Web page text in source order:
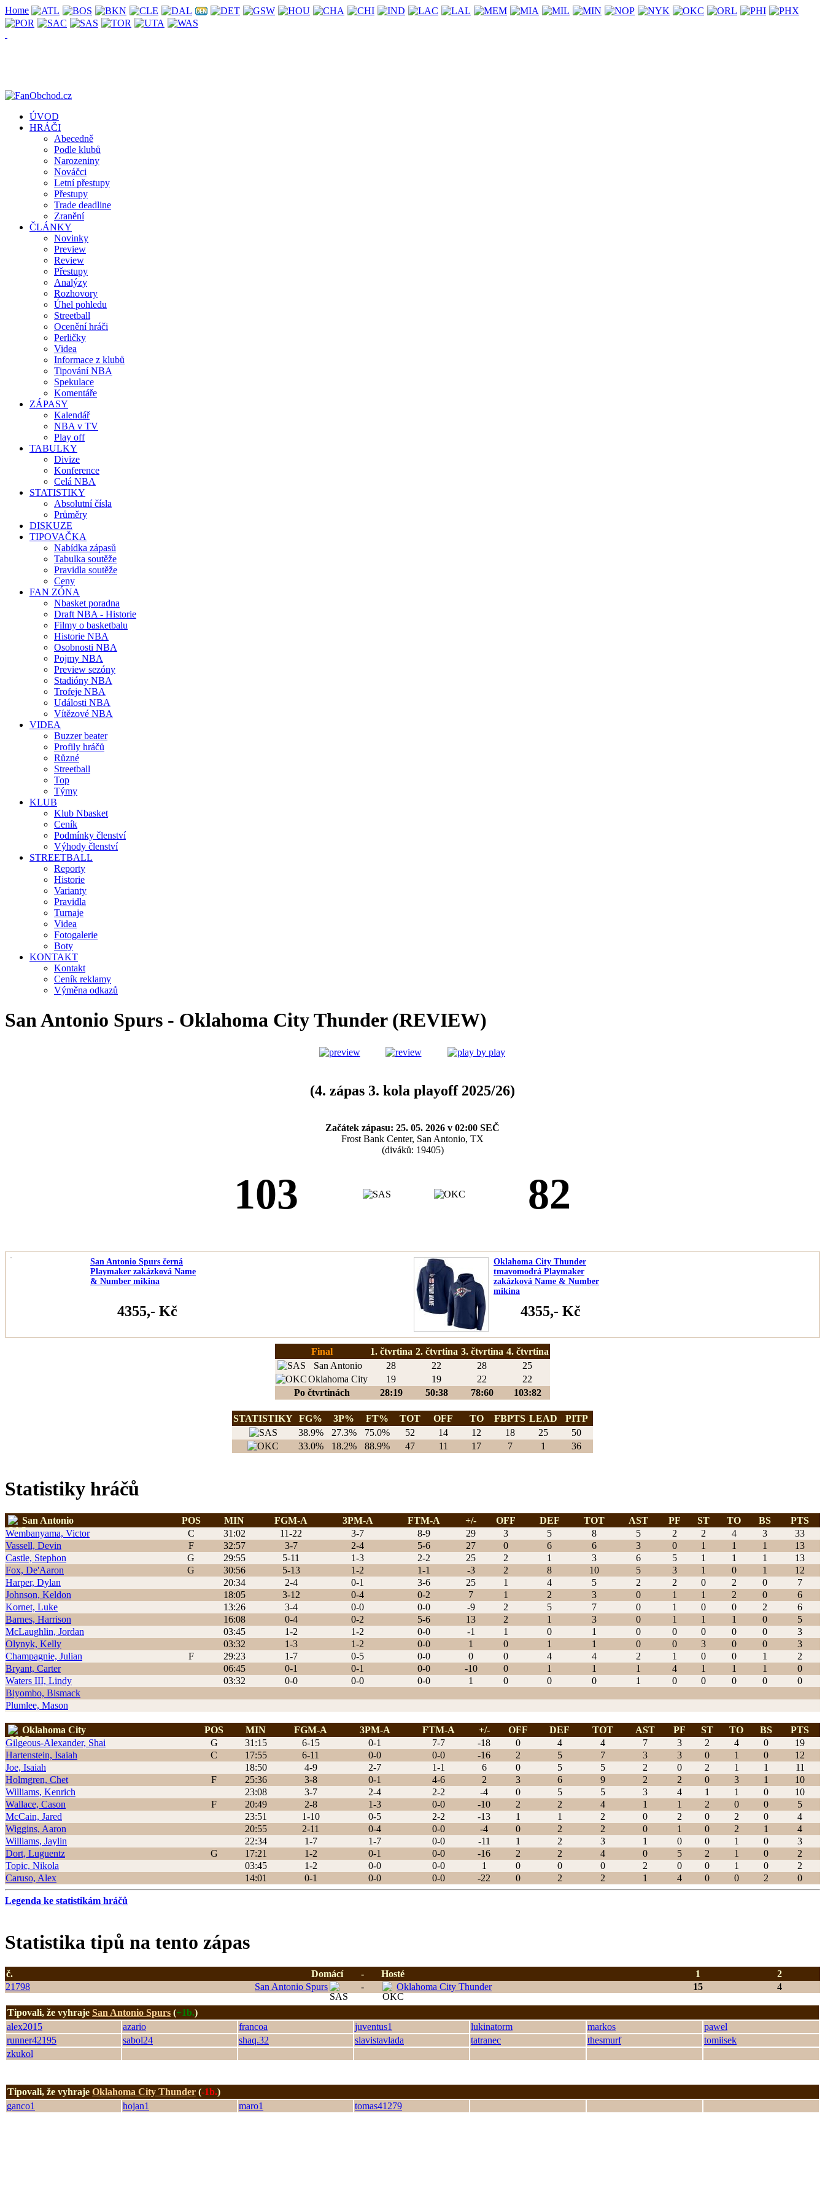
Home
ÚVOD
HRÁČI
Abecedně
Podle klubů
Narozeniny
Nováčci
Letní přestupy
Přestupy
Trade deadline
Zranění
ČLÁNKY
Novinky
Preview
Review
Přestupy
Analýzy
Rozhovory
Úhel pohledu
Streetball
Ocenění hráči
Perličky
Videa
Informace z klubů
Tipování NBA
Spekulace
Komentáře
ZÁPASY
Kalendář
NBA v TV
Play off
TABULKY
Divize
Konference
Celá NBA
STATISTIKY
Absolutní čísla
Průměry
DISKUZE
TIPOVAČKA
Nabídka zápasů
Tabulka soutěže
Pravidla soutěže
Ceny
FAN ZÓNA
Nbasket poradna
Draft NBA - Historie
Filmy o basketbalu
Historie NBA
Osobnosti NBA
Pojmy NBA
Preview sezóny
Stadióny NBA
Trofeje NBA
Události NBA
Vítězové NBA
VIDEA
Buzzer beater
Profily hráčů
Různé
Streetball
Top
Týmy
KLUB
Klub Nbasket
Ceník
Podmínky členství
Výhody členství
STREETBALL
Reporty
Historie
Varianty
Pravidla
Turnaje
Videa
Fotogalerie
Boty
KONTAKT
Kontakt
Ceník reklamy
Výměna odkazů
San Antonio Spurs - Oklahoma City Thunder (REVIEW)
(4. zápas 3. kola playoff 2025/26)
Začátek zápasu: 25. 05. 2026 v 02:00 SEČ
Frost Bank Center, San Antonio, TX
(diváků: 19405)
103 82
San Antonio Spurs černá
Playmaker zakázková Name
& Number mikina
4355,- Kč
Oklahoma City Thunder
tmavomodrá Playmaker
zakázková Name & Number
mikina
4355,- Kč
Final 1. čtvrtina 2. čtvrtina 3. čtvrtina 4. čtvrtina
San Antonio
28 22 28
25
Oklahoma City
19 19 22
22
Po čtvrtinách
28:19 50:38 78:60 103:82
STATISTIKY FG% 3P% FT% TOT OFF TO FBPTS LEAD
PITP
38.9%
27.3% 75.0% 52 14 12 18 25
50
33.0%
18.2% 88.9% 47 11 17 7 1 36
Statistiky hráčů
San Antonio POS MIN FGM-A 3PM-A FTM-A +/- OFF DEF TOT AST PF ST TO BS
PTS
Wembanyama, Victor
C 31:02 11-22 3-7 8-9 29 3 5 8 5 2 2 4 3
33
Vassell, Devin
F 32:57 3-7 2-4 5-6 27 0 6 6 3 0 1 1 1
13
Castle, Stephon
G 29:55 5-11 1-3 2-2 25 2 1 3 6 5 1 1 1
13
Fox, De'Aaron
G 30:56 5-13 1-2 1-1 -3 2 8 10 5 3 1 0 1
12
Harper, Dylan
20:34 2-4 0-1 3-6 25 1 4 5 2 2 0 2 0
7
Johnson, Keldon
18:05 3-12 0-4 0-2 7 1 2 3 0 1 1 2 0
6
Kornet, Luke
13:26 3-4 0-0 0-0 -9 2 5 7 0 1 0 0 2
6
Barnes, Harrison
16:08 0-4 0-2 5-6 13 2 1 3 0 1 1 1 0
5
McLaughlin, Jordan
03:45 1-2 1-2 0-0 -1 1 0 1 0 0 0 0 0
3
Olynyk, Kelly
03:32 1-3 1-2 0-0 1 0 1 1 0 0 3 0 0
3
Champagnie, Julian
F 29:23 1-7 0-5 0-0 0 0 4 4 2 1 0 0 1
2
Bryant, Carter
06:45 0-1 0-1 0-0 -10 0 1 1 1 4 1 1 1
0
Waters III, Lindy
03:32 0-0 0-0 0-0 1 0 0 0 1 0 0 0 0
0
Biyombo, Bismack
Plumlee, Mason
Oklahoma City POS MIN FGM-A 3PM-A FTM-A +/- OFF DEF TOT AST PF ST TO BS
PTS
Gilgeous-Alexander, Shai
G 31:15 6-15 0-1 7-7 -18 0 4 4 7 3 2 4 0
19
Hartenstein, Isaiah
C 17:55 6-11 0-0 0-0 -16 2 5 7 3 3 0 1 0
12
Joe, Isaiah
18:50 4-9 2-7 1-1 6 0 5 5 2 0 2 1 1
11
Holmgren, Chet
F 25:36 3-8 0-1 4-6 2 3 6 9 2 2 0 3 1
10
Williams, Kenrich
23:08 3-7 2-4 2-2 -4 0 5 5 3 4 1 1 0
10
Wallace, Cason
F 20:49 2-8 1-3 0-0 -10 2 2 4 1 1 2 0 0
5
McCain, Jared
23:51 1-10 0-5 2-2 -13 1 1 2 0 2 0 2 0
4
Wiggins, Aaron
20:55 2-11 0-4 0-0 -4 0 2 2 0 1 0 2 1
4
Williams, Jaylin
22:34 1-7 1-7 0-0 -11 1 2 3 1 0 0 1 0
3
Dort, Luguentz
G 17:21 1-2 0-1 0-0 -16 2 2 4 0 5 2 1 0
2
Topic, Nikola
03:45 1-2 0-0 0-0 1 0 0 0 2 0 0 1 0
2
Caruso, Alex
14:01 0-1 0-0 0-0 -22 0 2 2 1 4 0 0 2 0
Legenda ke statistikám hráčů
Statistika tipů na tento zápas
č. Domácí - Hosté 1
2
21798
San Antonio Spurs - Oklahoma City Thunder 15 4
Tipovali, že vyhraje San Antonio Spurs (+1b.)
alex2015
azario francoa juventus1 lukinatorm markos
pawel
runner42195
sabol24 shaq.32 slavistavlada tatranec thesmurf
tomiisek
zkukol
Tipovali, že vyhraje Oklahoma City Thunder (-1b.)
ganco1
hojan1 maro1 tomas41279